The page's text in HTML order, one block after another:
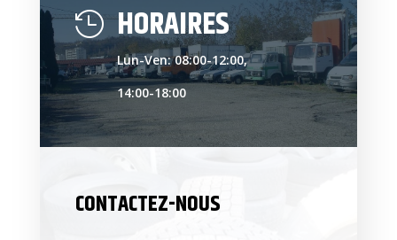
 HORAIRES
Lun-Ven: 08:00-12:00,
14:00-18:00
CONTACTEZ-NOUS